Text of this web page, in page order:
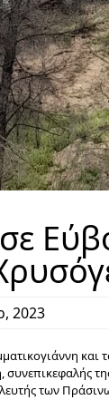
2023
συνεπικεφαλής
των